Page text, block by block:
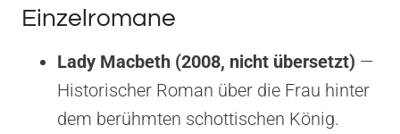
Einzelromane
Lady Macbeth (2008, nicht übersetzt) —
Historischer Roman über die Frau hinter
dem berühmten schottischen König.